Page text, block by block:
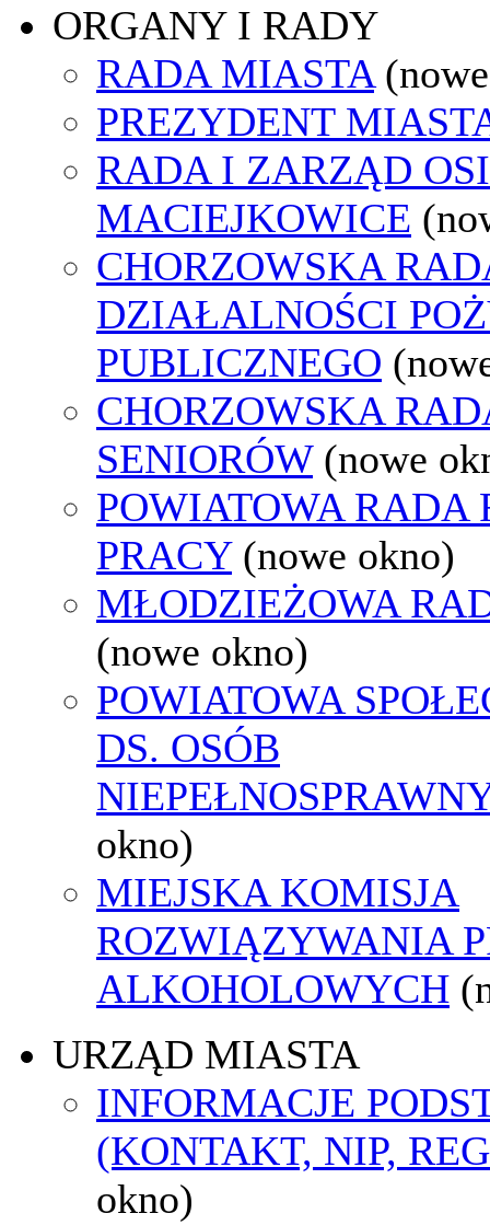
ORGANY I RADY
RADA MIASTA
PREZYDENT
RADA I ZARZĄD
MACIEJKOWICE
CHORZOWSKA
DZIAŁALNOŚCI
PUBLICZNEGO
CHORZOWSKA
SENIORÓW (nowe
POWIATOWA RADA
PRACY (nowe okno)
MŁODZIEŻOWA
(nowe okno)
POWIATOWA
DS. OSÓB
okno)
MIEJSKA KOMISJA
ROZWIĄZYWANIA
ALKOHOLOWYCH
URZĄD MIASTA
INFORMACJE
(KONTAKT, NIP,
okno)